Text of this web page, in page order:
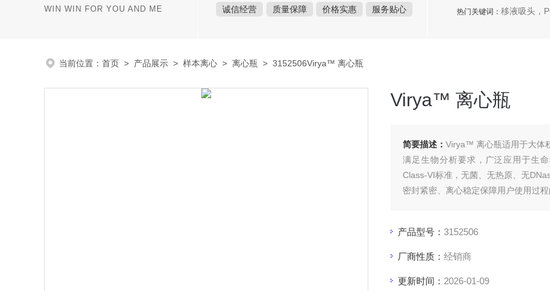
WIN WIN FOR YOU AND ME 诚信经营 质量保障 价格实惠 服务贴心 热门关键词： 移液吸头，
当前位置： 首页 > 产品展示 > 样本离心 > 离心瓶 > 3152506Virya™ 离心瓶
Virya™ 离心瓶
简要描述： Virya™ 离心瓶适用于大体
满足生物分析要求，广泛应用于生
Class-VI标准，无菌、无热原、无
密封紧密、离心稳定保障用户使用过
产品型号： 3152506
厂商性质： 经销商
更新时间： 2026-01-09